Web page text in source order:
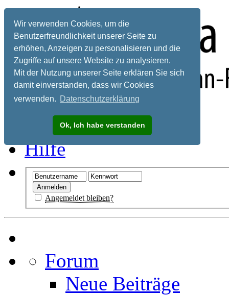
Wir verwenden Cookies, um die
Benutzerfreundlichkeit unserer Seite zu
erhöhen, Anzeigen zu personalisieren und die
Zugriffe auf unsere Website zu analysieren.
Mit der Nutzung unserer Seite erklären Sie sich
damit einverstanden, dass wir Cookies
verwenden. Datenschutzerklärung
Ok, Ich habe verstanden
Registrieren
Hilfe
Angemeldet bleiben?
Forum
Neue Beiträge